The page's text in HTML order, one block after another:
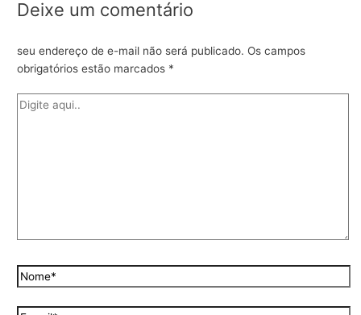
Deixe um comentário
seu endereço de e-mail não será publicado. Os campos
obrigatórios estão marcados *